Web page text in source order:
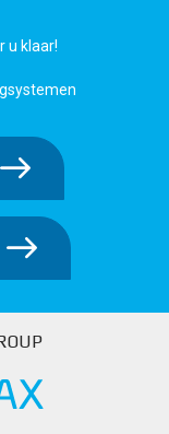
u klaar!